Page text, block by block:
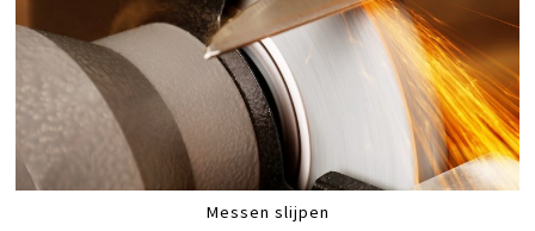
Messen slijpen